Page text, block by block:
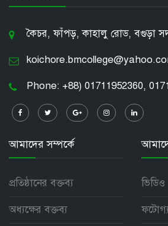
কৈচর, ফাঁপড়, কাহালু রোড, বগুড়া
Phone: +88) 01711952360,
আমাদের সম্পর্কে
প্রতিষ্ঠানের বক্তব্য
অধ্যক্ষের বক্তব্য
ভিডিও